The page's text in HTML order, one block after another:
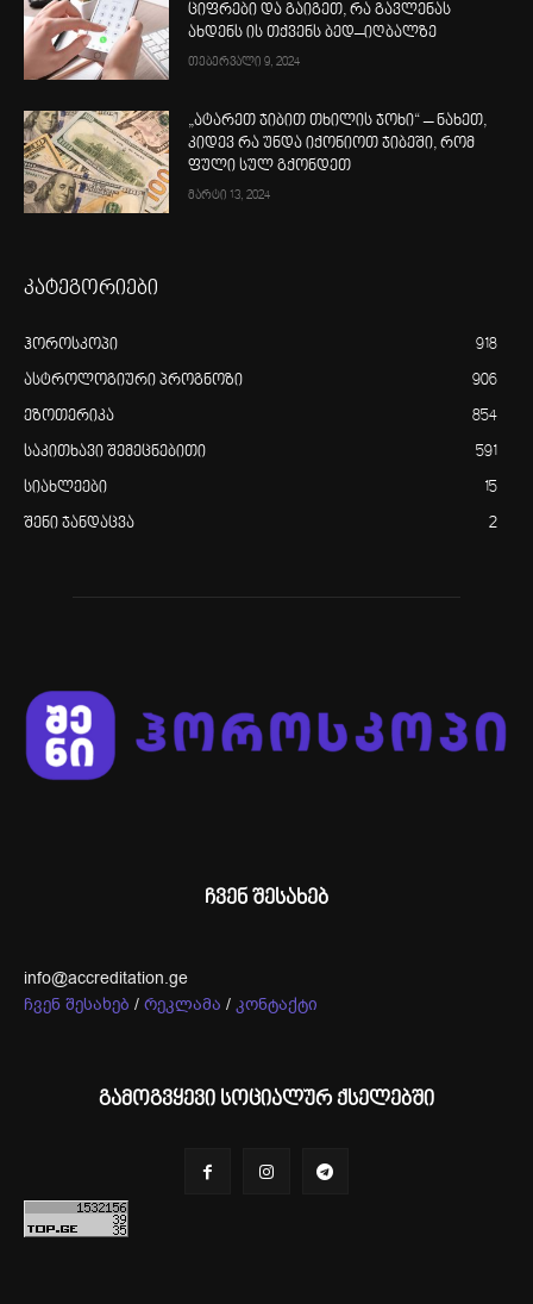
ციფრები და გაიგეთ, რა გავლენას
ახდენს ის თქვენს ბედ–იღბალზე
თებერვალი 9, 2024
„ატარეთ ჯიბით თხილის ჯოხი“ – ნახეთ,
კიდევ რა უნდა იქონიოთ ჯიბეში, რომ
ფული სულ გქონდეთ
მარტი 13, 2024
კატეგორიები
ჰოროსკოპი 918
ასტროლოგიური პროგნოზი 906
ეზოთერიკა 854
საკითხავი შემეცნებითი 591
სიახლეები 15
შენი ჯანდაცვა 2
ჩვენ შესახებ
info@accreditation.ge
ჩვენ შესახებ / რეკლამა / კონტაქტი
გამოგვყევი სოციალურ ქსელებში